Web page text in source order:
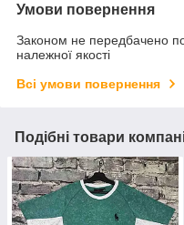
Умови повернення
Законом не передбачено
належної якості
Всі умови повернення
Подібні товари